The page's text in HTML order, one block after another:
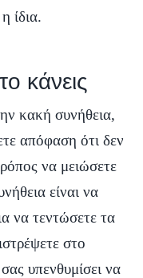
ίδια.
κάνεις
κακή συνήθεια,
απόφαση ότι δεν
να μειώσετε
είναι να
να τεντώσετε τα
στο
υπενθυμίσει να